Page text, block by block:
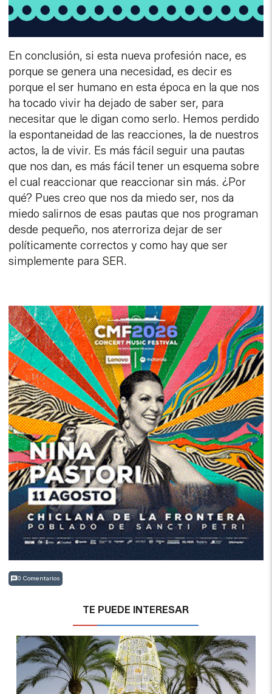
En conclusión, si esta nueva profesión nace, es
porque se genera una necesidad, es decir es
porque el ser humano en esta época en la que nos
ha tocado vivir ha dejado de saber ser, para
necesitar que le digan como serlo. Hemos perdido
la espontaneidad de las reacciones, la de nuestros
actos, la de vivir. Es más fácil seguir una pautas
que nos dan, es más fácil tener un esquema sobre
el cual reaccionar que reaccionar sin más. ¿Por
qué? Pues creo que nos da miedo ser, nos da
miedo salirnos de esas pautas que nos programan
desde pequeño, nos aterroriza dejar de ser
políticamente correctos y como hay que ser
simplemente para SER.
0 Comentarios
TE PUEDE INTERESAR